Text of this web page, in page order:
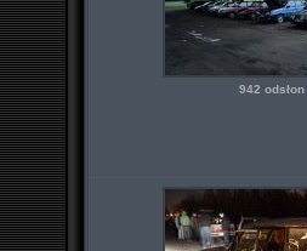
942 odsłon